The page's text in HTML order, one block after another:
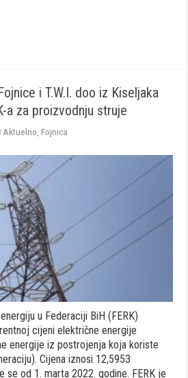
i T.W.I. doo iz Kiseljaka
a za proizvodnju struje
Aktuelno Fojnica
u Federaciji BiH (FERK)
cijeni električne energije
energije iz postrojenja koja koriste
Cijena iznosi 12,5953
se od 1. marta 2022. godine. FERK je